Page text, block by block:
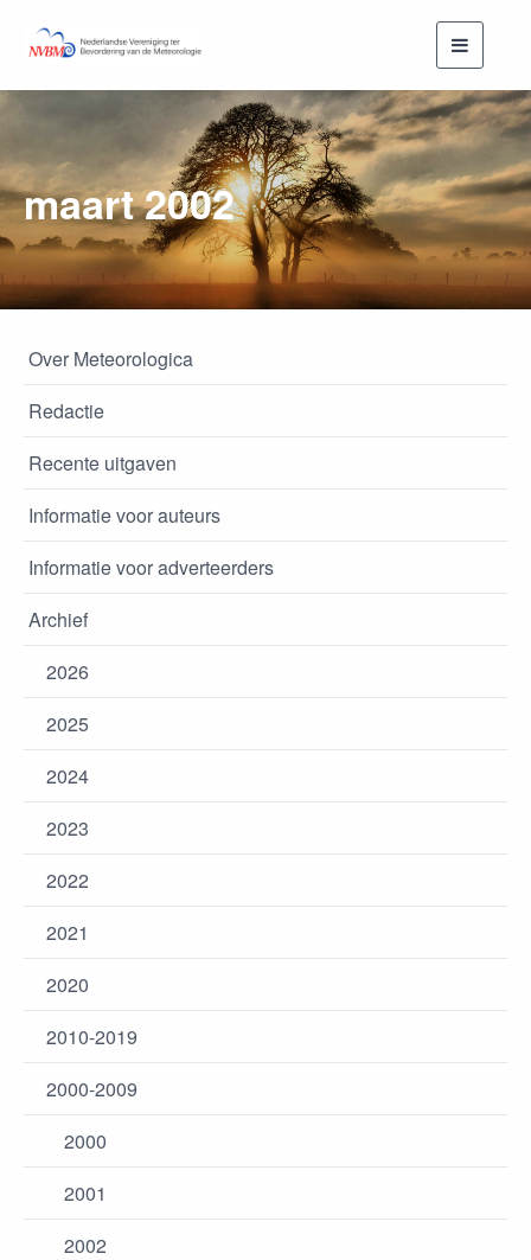
Toggle
maart 2002
Over Meteorologica
Redactie
Recente uitgaven
Informatie voor auteurs
Informatie voor adverteerders
Archief
2026
2025
2024
2023
2022
2021
2020
2010-2019
2000-2009
2000
2001
2002